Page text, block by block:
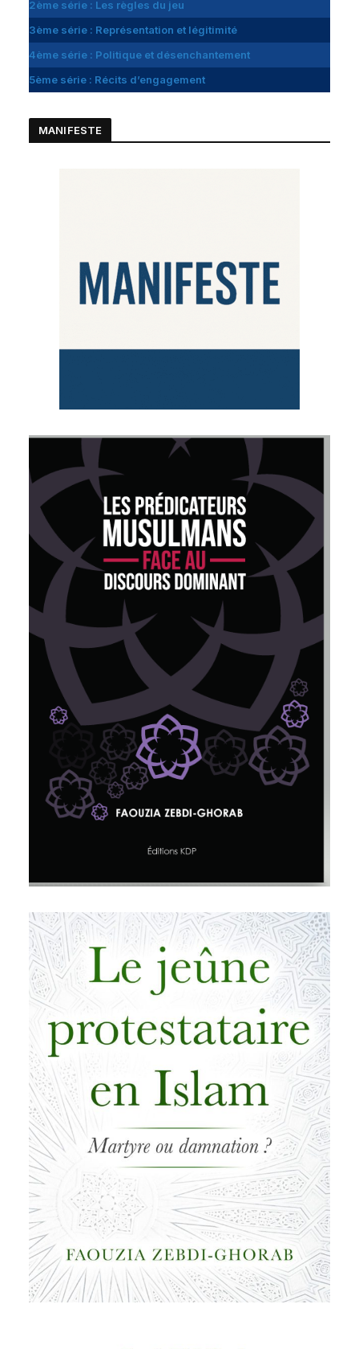
2ème série : Les règles du jeu
3ème série : Représentation et légitimité
4ème série : Politique et désenchantement
5ème série : Récits d’engagement
MANIFESTE